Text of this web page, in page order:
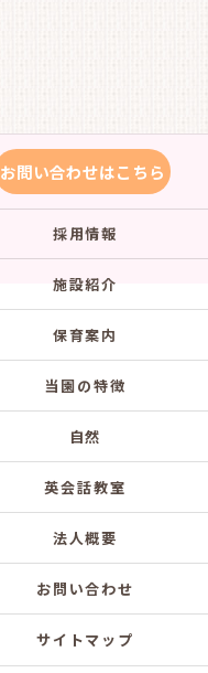
お問い合わせはこちら
採用情報
施設紹介
保育案内
当園の特徴
自然
英会話教室
法人概要
お問い合わせ
サイトマップ